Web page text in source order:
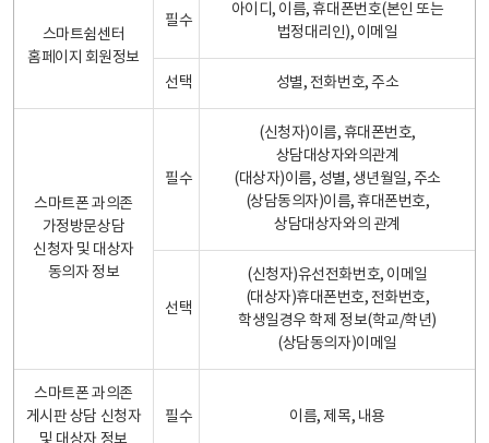
스마트쉼센터
홈페이지 회원정보
필수
아이디, 이름, 휴대폰번호(본인 또는
법정대리인), 이메일
선택 성별, 전화번호, 주소
스마트폰 과의존
가정방문상담
신청자 및 대상자
동의자 정보
필수
(신청자)이름, 휴대폰번호,
상담대상자와의관계
(대상자)이름, 성별, 생년월일, 주소
(상담동의자)이름, 휴대폰번호,
상담대상자와의 관계
선택
(신청자)유선전화번호, 이메일
(대상자)휴대폰번호, 전화번호,
학생일경우 학제 정보(학교/학년)
(상담동의자)이메일
스마트폰 과의존
게시판 상담 신청자
필수 이름, 제목, 내용